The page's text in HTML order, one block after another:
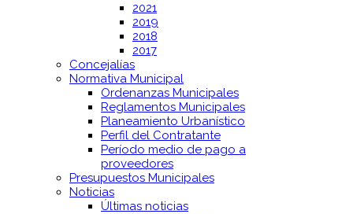
2021
2019
2018
2017
Concejalías
Normativa Municipal
Ordenanzas Municipales
Reglamentos Municipales
Planeamiento Urbanístico
Perfil del Contratante
Período medio de pago a
proveedores
Presupuestos Municipales
Noticias
Últimas noticias